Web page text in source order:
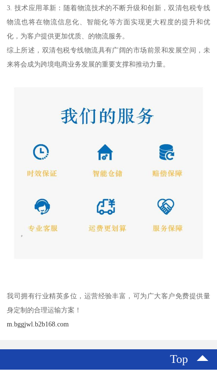
3. 技术应用革新：随着物流技术的不断升级和创新，双清包税专线
物流也将在物流信息化、智能化等方面实现更大程度的提升和优
化，为客户提供更加优质、的物流服务。
综上所述，双清包税专线物流具有广阔的市场前景和发展空间，未
来将会成为跨境电商业务发展的重要支撑和推动力量。
我司拥有行业精英多位，运营经验丰富，可为广大客户免费提供量
身定制的合理运输方案！
m.bggjwl.b2b168.com
Top